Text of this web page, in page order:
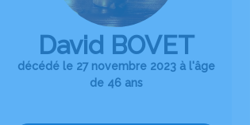
David BOVET
décédé le 27 novembre 2023 à l'âge
de 46 ans